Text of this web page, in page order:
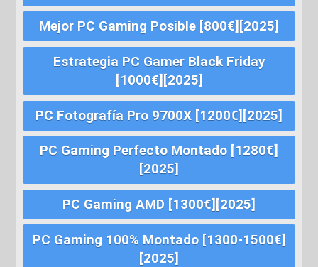
Mejor PC Gaming Posible [800€][2025]
Estrategia PC Gamer Black Friday
[1000€][2025]
PC Fotografía Pro 9700X [1200€][2025]
PC Gaming Perfecto Montado [1280€]
[2025]
PC Gaming AMD [1300€][2025]
PC Gaming 100% Montado [1300-1500€]
[2025]